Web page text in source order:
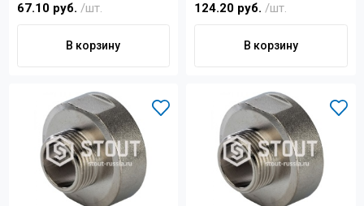
67.10 руб. /шт.
В корзину
124.20 руб. /шт.
В корзину